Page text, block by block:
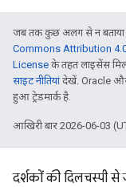
जब तक कुछ अलग से न बताया
Commons Attribution
License के तहत लाइसेंस
साइट नीतियांदेखें. Oracle और/
हुआ ट्रेडमार्क है.
आखिरी बार 2026-06-03
दर्शकों की दिलचस्पी